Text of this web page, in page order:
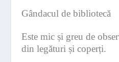
Gândacul de bibliotecă
Este mic și greu de
din legături și coperți.